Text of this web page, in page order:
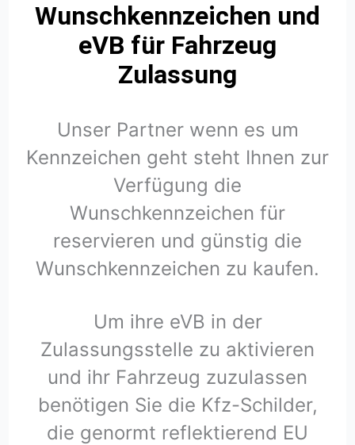
Wunschkennzeichen und
eVB für Fahrzeug
Zulassung
Unser Partner wenn es um
Kennzeichen geht steht Ihnen zur
Verfügung die
Wunschkennzeichen für
reservieren und günstig die
Wunschkennzeichen zu kaufen.
Um ihre eVB in der
Zulassungsstelle zu aktivieren
und ihr Fahrzeug zuzulassen
benötigen Sie die Kfz-Schilder,
die genormt reflektierend EU